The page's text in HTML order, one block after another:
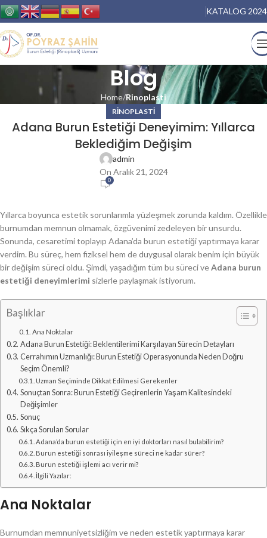
KATALOG 2024
Blog
Home Rinoplasti
RINOPLASTI
Adana Burun Estetiği Deneyimim: Yıllarca
Beklediğim Değişim
admin
On Aralık 21, 2024
0
Yıllarca boyunca estetik sorunlarımla yüzleşmek zorunda kaldım. Özellikle
burnumdan memnun olmamak, özgüvenimi zedeleyen bir unsurdu.
Sonunda, cesaretimi toplayıp Adana’da burun estetiği yaptırmaya karar
verdim. Bu süreç, hem fiziksel hem de duygusal olarak benim için büyük
bir değişim süreci oldu. Şimdi, yaşadığım tüm bu süreci veAdana burun
estetiği deneyimlerimi sizlerle paylaşmak istiyorum.
Başlıklar
Ana Noktalar
Adana Burun Estetiği: Beklentilerimi Karşılayan Sürecin Detayları
Cerrahımın Uzmanlığı: Burun Estetiği Operasyonunda Neden Doğru
Seçim Önemli?
Uzman Seçiminde Dikkat Edilmesi Gerekenler
Sonuçtan Sonra: Burun Estetiği Geçirenlerin Yaşam Kalitesindeki
Değişimler
Sonuç
Sıkça Sorulan Sorular
Adana’da burun estetiği için en iyi doktorları nasıl bulabilirim?
Burun estetiği sonrası iyileşme süreci ne kadar sürer?
Burun estetiği işlemi acı verir mi?
İlgili Yazılar:
Ana Noktalar
Burnumdan memnuniyetsizliğim ve neden estetik yaptırmaya karar